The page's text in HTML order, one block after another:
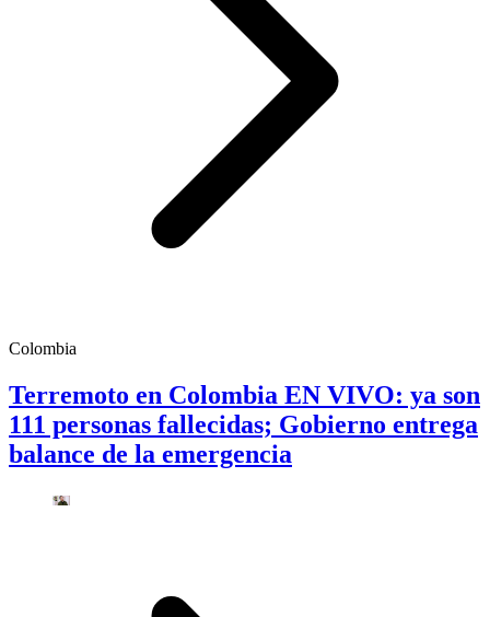
Colombia
Terremoto en Colombia EN VIVO: ya son
111 personas fallecidas; Gobierno entrega
balance de la emergencia